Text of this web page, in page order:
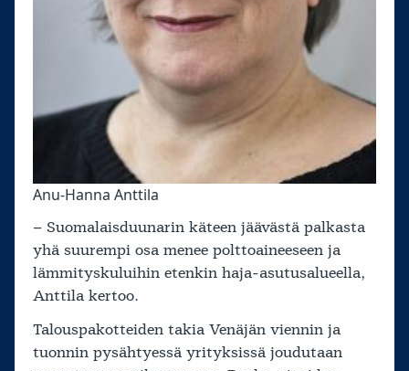
Anu-Hanna Anttila
– Suomalaisduunarin käteen jäävästä palkasta
yhä suurempi osa menee polttoaineeseen ja
lämmityskuluihin etenkin haja-asutusalueella,
Anttila kertoo.
Talouspakotteiden takia Venäjän viennin ja
tuonnin pysähtyessä yrityksissä joudutaan